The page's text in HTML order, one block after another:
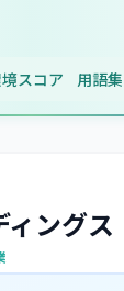
スコア 用語集
ィングス